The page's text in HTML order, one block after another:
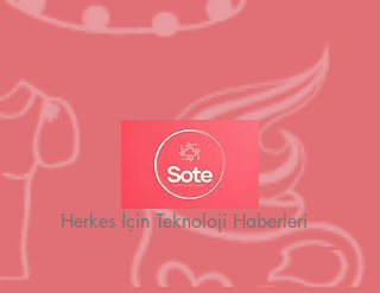
Herkes İçin Teknoloji Haberleri